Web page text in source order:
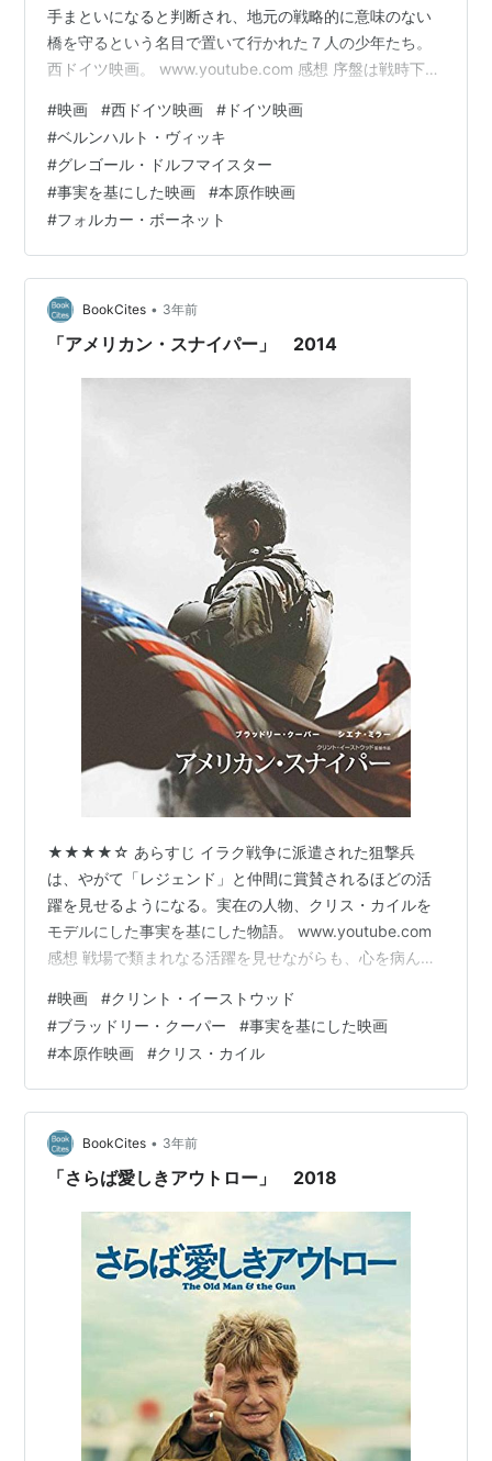
手まといになると判断され、地元の戦略的に意味のない
橋を守るという名目で置いて行かれた７人の少年たち。
西ドイツ映画。 www.youtube.com 感想 序盤は戦時下で
びた者、まだ子供みたいに無邪気な者、恋をする者、失
恋する者、親との確執を抱える者と皆それぞれだ。戦時
下でもそれぞれの青春時代を過ごしている。 だがそれも
召集令状が皆に届いたことで終わる。顔色が曇る親や教
師とは対照的に、無邪気に喜ぶ少年たちの姿がなんとも
いえず切ない。戦争の現実を知…
#映画 #西ドイツ映画 # ドイツ映画
#ベルンハルト・ヴィッキ
#グレゴール・ドルフマイスター
#事実を基にした映画 #本原作映画
#フォルカー・ボーネット
BookCites • 3年前
「アメリカン・スナイパー」 2014
★★★★☆ あらすじ イラク戦争に派遣された狙撃兵
は、やがて「レジェンド」と仲間に賞賛されるほどの活
躍を見せるようになる。実在の人物、クリス・カイルを
モデルにした事実を基にした物語。 www.youtube.com
感想 戦場で類まれなる活躍を見せながらも、心を病んで
に戦っている。そんな場所で瞬時に一般人か戦闘員かを
判断し、確実に敵を排除しなければならない任務は、精
神的にしんどそうだ。狙撃兵は現場から離れたところに
いるから気楽そうだと思っていたが、自分がミスをすれ
ば味方が大勢死ぬことになるので、ものすごいプレッシ
ャーがあることがよく分かった。 …
#映画 #クリント・イーストウッド
#ブラッドリー・クーパー #事実を基にした映画
#本原作映画 #クリス・カイル
BookCites • 3年前
「さらば愛しきアウトロー」 2018